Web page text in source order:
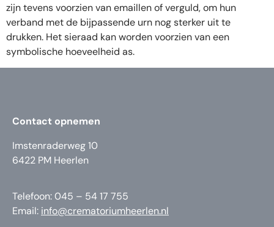
zijn tevens voorzien van emaillen of verguld, om hun
verband met de bijpassende urn nog sterker uit te
drukken. Het sieraad kan worden voorzien van een
symbolische hoeveelheid as.
Contact opnemen
Imstenraderweg 10
6422 PM Heerlen
Telefoon: 045 – 54 17 755
Email: info@crematoriumheerlen.nl